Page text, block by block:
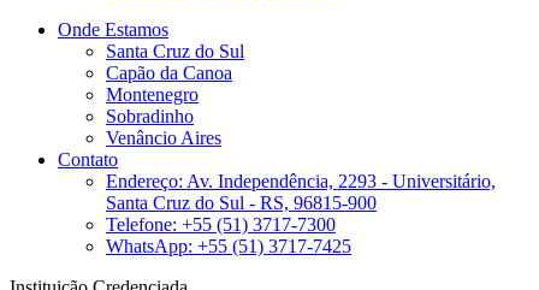
Onde Estamos
Santa Cruz do Sul
Capão da Canoa
Montenegro
Sobradinho
Venâncio Aires
Contato
Endereço: Av. Independência, 2293 - Universitário,
Santa Cruz do Sul - RS, 96815-900
Telefone: +55 (51) 3717-7300
WhatsApp: +55 (51) 3717-7425